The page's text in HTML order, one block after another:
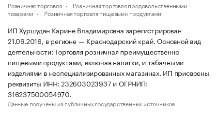
Розничная торговля
Розничная торговля продовольственными
товарами
Розничная торговля пищевыми продуктами
ИП Хуршудян Карине Владимировна зарегистрирован
21.09.2016, в регионе — Краснодарский край. Основной вид
деятельности: Торговля розничная преимущественно
пищевыми продуктами, включая напитки, и табачными
изделиями в неспециализированных магазинах. ИП присвоены
реквизиты ИНН: 232603023937 и ОГРНИП:
316237500054970.
Данные получены из публичных государственных источников.